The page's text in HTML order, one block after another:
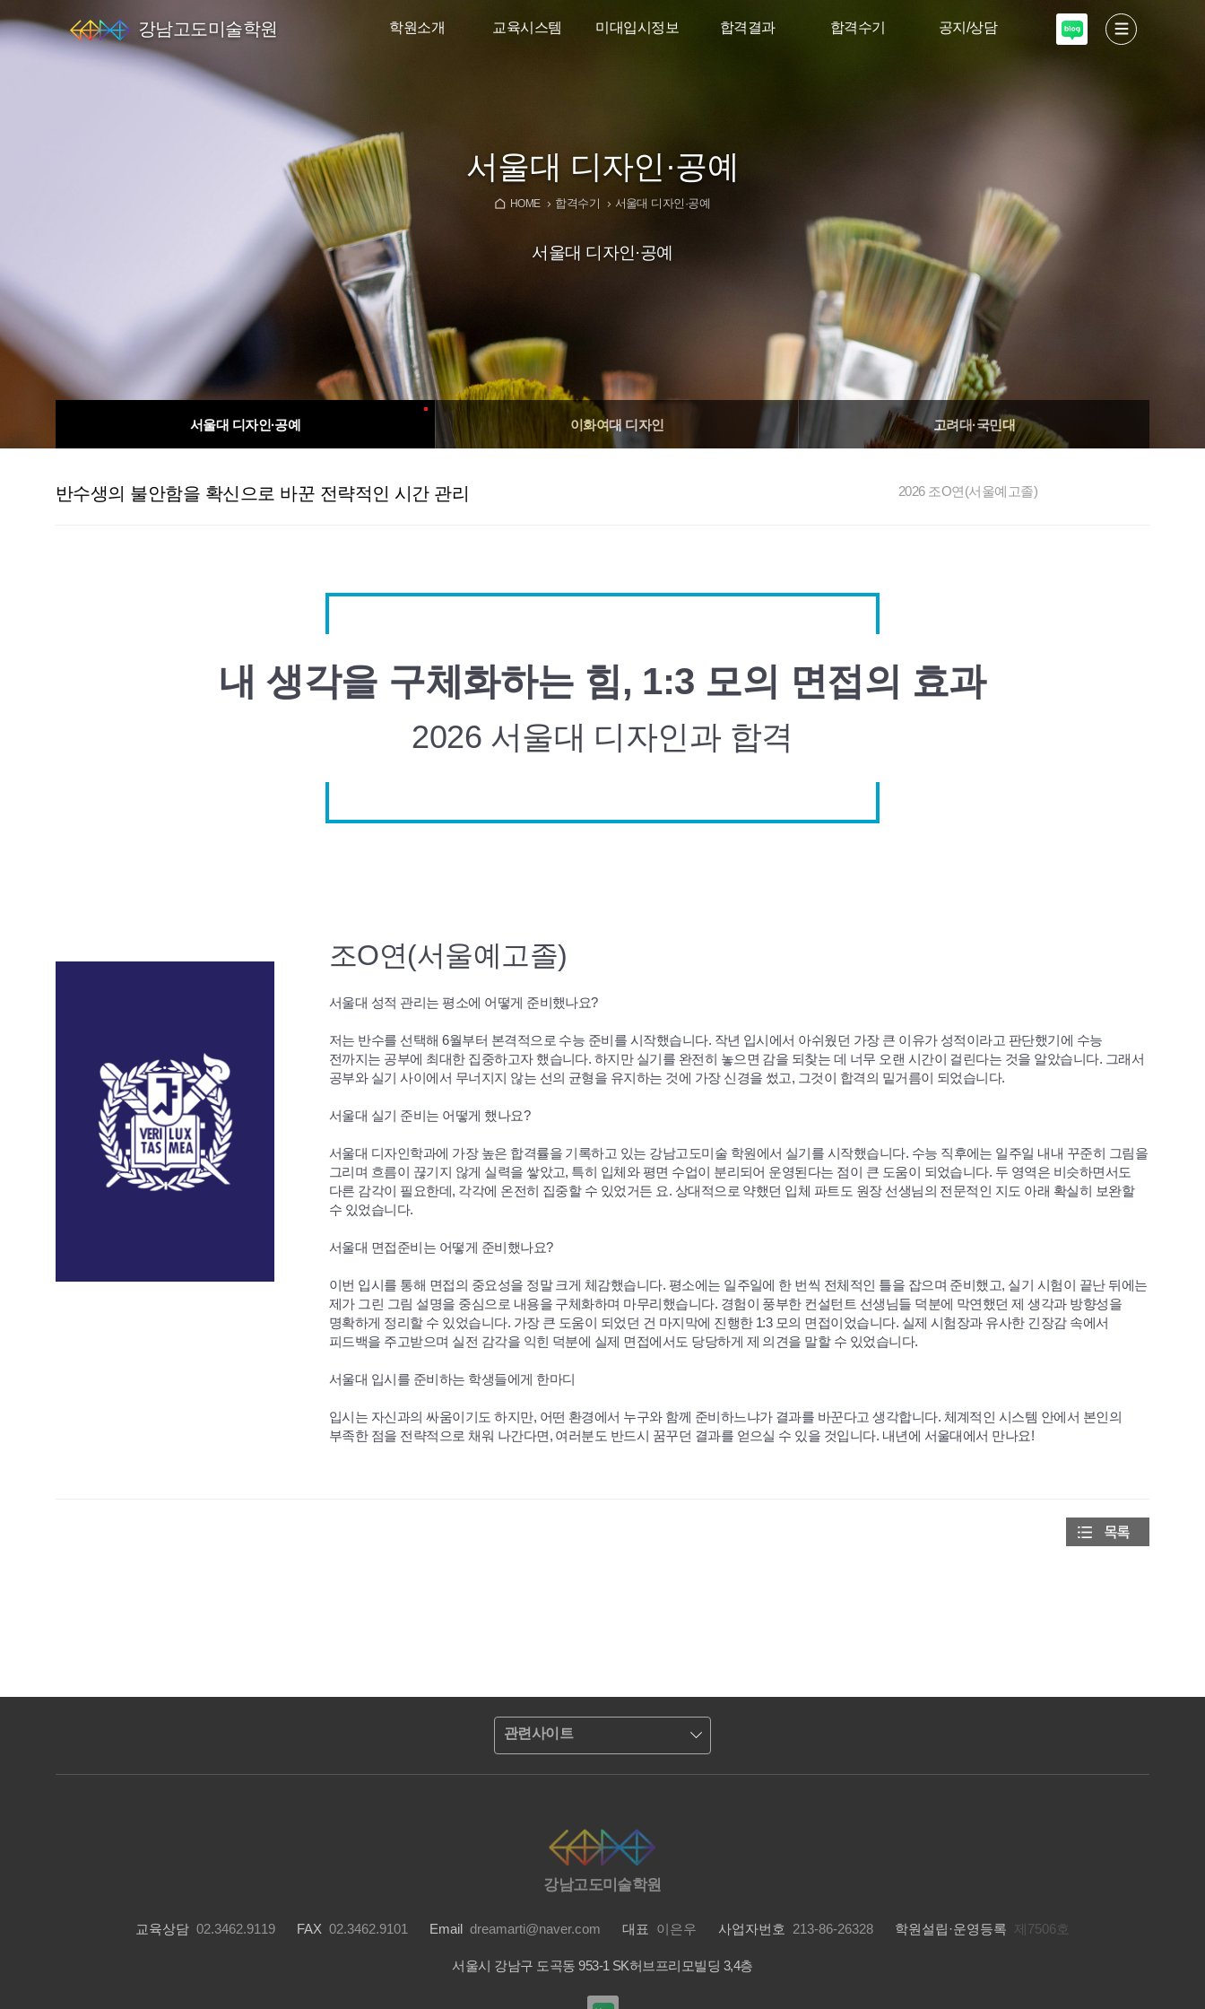
강남고도미술학원 학원소개
스타강사진
미대재수학원
오시는길
교육시스템
고1 예비반
중학생특별반
미대입시정보 합격결과 합격수기 공지/상담
상담 신청
자주하는질문
서울대 디자인·공예
HOME 합격수기 서울대 디자인·공예
서울대 디자인·공예
서울대 디자인·공예 이화여대 디자인 고려대·국민대
반수생의 불안함을 확신으로 바꾼 전략적인 시간 관리 2026 조O연(서울예고졸)
내 생각을 구체화하는 힘, 1:3 모의 면접의 효과
2026 서울대 디자인과 합격
조O연(서울예고졸)
서울대 성적 관리는 평소에 어떻게 준비했나요?
저는 반수를 선택해 6월부터 본격적으로 수능 준비를 시작했습니다. 작년 입시에서 아쉬웠던 가장 큰 이유가 성적이라고 판단했기에 수능
전까지는 공부에 최대한 집중하고자 했습니다. 하지만 실기를 완전히 놓으면 감을 되찾는 데 너무 오랜 시간이 걸린다는 것을 알았습니다. 그래서
공부와 실기 사이에서 무너지지 않는 선의 균형을 유지하는 것에 가장 신경을 썼고, 그것이 합격의 밑거름이 되었습니다.
서울대 실기 준비는 어떻게 했나요?
서울대 디자인학과에 가장 높은 합격률을 기록하고 있는 강남고도미술 학원에서 실기를 시작했습니다. 수능 직후에는 일주일 내내 꾸준히 그림을
그리며 흐름이 끊기지 않게 실력을 쌓았고, 특히 입체와 평면 수업이 분리되어 운영된다는 점이 큰 도움이 되었습니다. 두 영역은 비슷하면서도
다른 감각이 필요한데, 각각에 온전히 집중할 수 있었거든 요. 상대적으로 약했던 입체 파트도 원장 선생님의 전문적인 지도 아래 확실히 보완할
수 있었습니다.
서울대 면접준비는 어떻게 준비했나요?
이번 입시를 통해 면접의 중요성을 정말 크게 체감했습니다. 평소에는 일주일에 한 번씩 전체적인 틀을 잡으며 준비했고, 실기 시험이 끝난 뒤에는
제가 그린 그림 설명을 중심으로 내용을 구체화하며 마무리했습니다. 경험이 풍부한 컨설턴트 선생님들 덕분에 막연했던 제 생각과 방향성을
명확하게 정리할 수 있었습니다. 가장 큰 도움이 되었던 건 마지막에 진행한 1:3 모의 면접이었습니다. 실제 시험장과 유사한 긴장감 속에서
피드백을 주고받으며 실전 감각을 익힌 덕분에 실제 면접에서도 당당하게 제 의견을 말할 수 있었습니다.
서울대 입시를 준비하는 학생들에게 한마디
입시는 자신과의 싸움이기도 하지만, 어떤 환경에서 누구와 함께 준비하느냐가 결과를 바꾼다고 생각합니다. 체계적인 시스템 안에서 본인의
부족한 점을 전략적으로 채워 나간다면, 여러분도 반드시 꿈꾸던 결과를 얻으실 수 있을 것입니다. 내년에 서울대에서 만나요!
관련사이트
강남고도미술학원
교육상담 02.3462.9119 FAX 02.3462.9101 Email dreamarti@naver.com 대표 이은우 사업자번호 213-86-26328 학원설립·운영등록 제7506호
서울시 강남구 도곡동 953-1 SK허브프리모빌딩 3,4층